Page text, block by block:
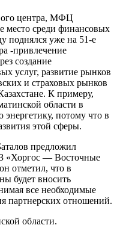
центра, МФЦ
место среди финансовых
поднялся уже на 51-е
-привлечение
создание
услуг, развитие рынков
и страховых рынков
К примеру,
области в
потому что в
этой сферы.
предложил
«Хоргос — Восточные
отметил, что в
будет вносить
все необходимые
партнерских отношений.
области.